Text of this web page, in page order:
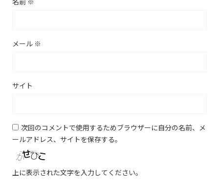
メール ※
サイト
次回のコメントで使用するためブラウザーに自分の名前、メ
ールアドレス、サイトを保存する。
上に表示された文字を入力してください。